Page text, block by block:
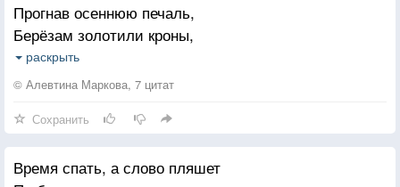
Подобно древу осени простому,
С молчи, мой друг.
Не забывай, что выпрямится снова,
Но умудрен от разума земного,
Осенний клен.
Прогнав осеннюю печаль,
Берёзам золотили кроны,
Устроив пышный фестиваль.
В пейзаж полуденного солнца,
С душою тонкой стихотворца,
Слагали осени стихи.
Шурша янтарною листвою,
раскрыть
© Алевтина Маркова, 7 цитат
Сохранить
Время спать, а слово пляшет